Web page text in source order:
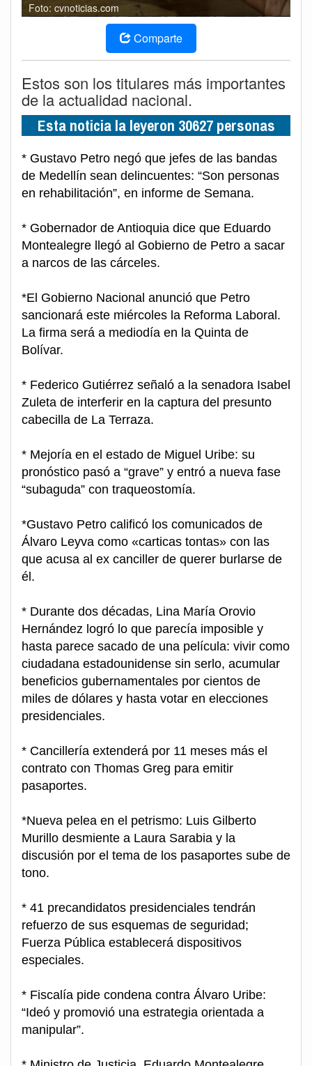
Foto: cvnoticias.com
Comparte
Estos son los titulares más importantes
de la actualidad nacional.
Esta noticia la leyeron 30627 personas
* Gustavo Petro negó que jefes de las bandas
de Medellín sean delincuentes: “Son personas
en rehabilitación”, en informe de Semana.
* Gobernador de Antioquia dice que Eduardo
Montealegre llegó al Gobierno de Petro a sacar
a narcos de las cárceles.
*El Gobierno Nacional anunció que Petro
sancionará este miércoles la Reforma Laboral.
La firma será a mediodía en la Quinta de
Bolívar.
* Federico Gutiérrez señaló a la senadora Isabel
Zuleta de interferir en la captura del presunto
cabecilla de La Terraza.
* Mejoría en el estado de Miguel Uribe: su
pronóstico pasó a “grave” y entró a nueva fase
“subaguda” con traqueostomía.
*Gustavo Petro calificó los comunicados de
Álvaro Leyva como «carticas tontas» con las
que acusa al ex canciller de querer burlarse de
él.
* Durante dos décadas, Lina María Orovio
Hernández logró lo que parecía imposible y
hasta parece sacado de una película: vivir como
ciudadana estadounidense sin serlo, acumular
beneficios gubernamentales por cientos de
miles de dólares y hasta votar en elecciones
presidenciales.
* Cancillería extenderá por 11 meses más el
contrato con Thomas Greg para emitir
pasaportes.
*Nueva pelea en el petrismo: Luis Gilberto
Murillo desmiente a Laura Sarabia y la
discusión por el tema de los pasaportes sube de
tono.
* 41 precandidatos presidenciales tendrán
refuerzo de sus esquemas de seguridad;
Fuerza Pública establecerá dispositivos
especiales.
* Fiscalía pide condena contra Álvaro Uribe:
“Ideó y promovió una estrategia orientada a
manipular”.